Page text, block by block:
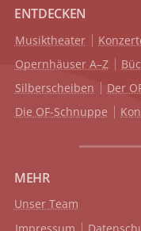
ENTDECKEN
Musiktheater
Opernhäuser A–Z
Silberscheiben
Der
Die OF-Schnuppe
MEHR
Unser Team